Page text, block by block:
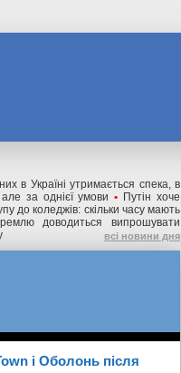
в Україні утримається спека, в
за однієї умови • Путін хоче
до коледжів: скільки часу мають
доводиться випрошувати
всі новини дня
і Оболонь після